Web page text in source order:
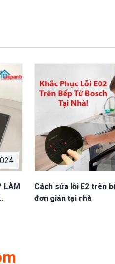
LÀM
Cách sửa lỗi E2 trên
đơn giản tại nhà